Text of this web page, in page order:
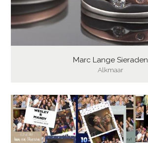
Marc Lange Sieraden
Alkmaar